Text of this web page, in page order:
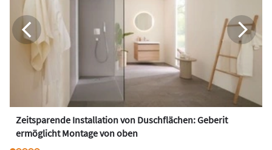
Zeitsparende Installation von Duschflächen: Geberit
ermöglicht Montage von oben